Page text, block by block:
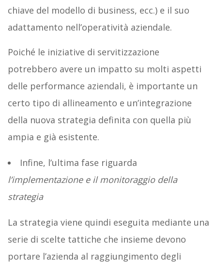
chiave del modello di business, ecc.) e il suo
adattamento nell’operatività aziendale.
Poiché le iniziative di servitizzazione
potrebbero avere un impatto su molti aspetti
delle performance aziendali, è importante un
certo tipo di allineamento e un’integrazione
della nuova strategia definita con quella più
ampia e già esistente.
Infine, l’ultima fase riguarda
l’implementazione e il monitoraggio della
strategia
La strategia viene quindi eseguita mediante una
serie di scelte tattiche che insieme devono
portare l’azienda al raggiungimento degli